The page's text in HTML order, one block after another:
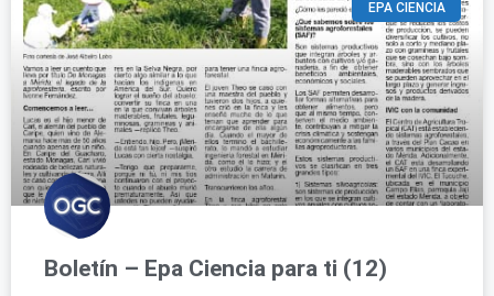
EPA CIENCIA
Boletín – Epa Ciencia para ti (12)